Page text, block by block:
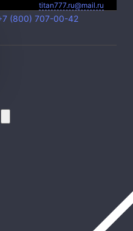
titan777.ru@mail.ru
(800) 707-00-42